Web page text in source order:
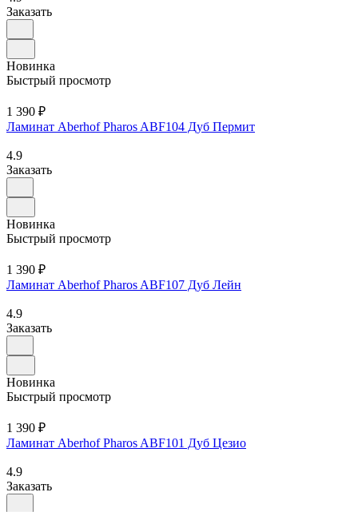
Заказать
Новинка
Быстрый просмотр
1 390 ₽
Ламинат Aberhof Pharos ABF104 Дуб Пермит
4.9
Заказать
Новинка
Быстрый просмотр
1 390 ₽
Ламинат Aberhof Pharos ABF107 Дуб Лейн
4.9
Заказать
Новинка
Быстрый просмотр
1 390 ₽
Ламинат Aberhof Pharos ABF101 Дуб Цезио
4.9
Заказать